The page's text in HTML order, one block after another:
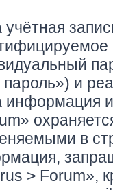
и
в
> Forum»,